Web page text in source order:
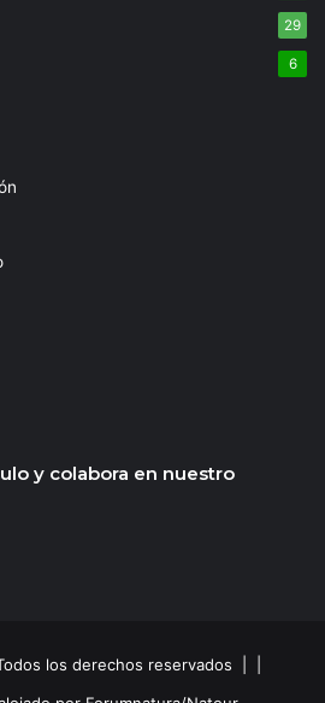
29
6
y colabora en nuestro
los derechos reservados | |